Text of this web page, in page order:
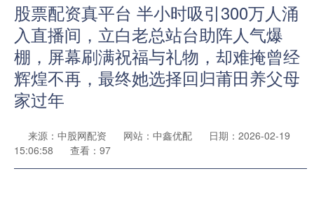
股票配资真平台 半小时吸引300万人涌
入直播间，立白老总站台助阵人气爆
棚，屏幕刷满祝福与礼物，却难掩曾经
辉煌不再，最终她选择回归莆田养父母
家过年
来源：中股网配资 网站：中鑫优配
日期：2026-02-19
15:06:58
查看：97